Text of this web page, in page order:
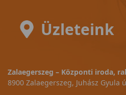
Üzleteink
Zalaegerszeg – Központi iroda,
8900 Zalaegerszeg, Juhász Gyula